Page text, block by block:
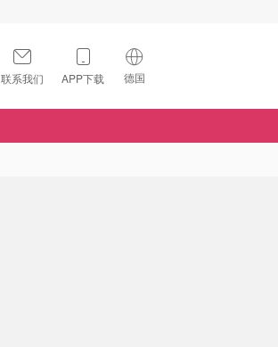
联系我们 APP下载 德国
🇺🇸